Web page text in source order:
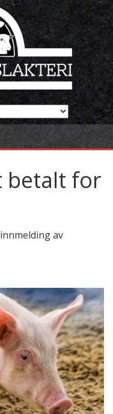
betalt for
av